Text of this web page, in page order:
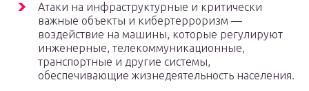
Атаки на инфраструктурные и критически
важные объекты и кибертерроризм —
воздействие на машины, которые регулируют
инженерные, телекоммуникационные,
транспортные и другие системы,
обеспечивающие жизнедеятельность населения.